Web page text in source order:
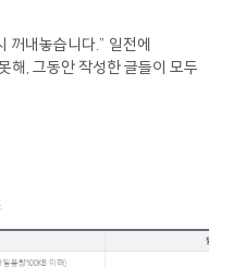
꺼내놓습니다.” 일전에
해, 그동안 작성한 글들이 모두